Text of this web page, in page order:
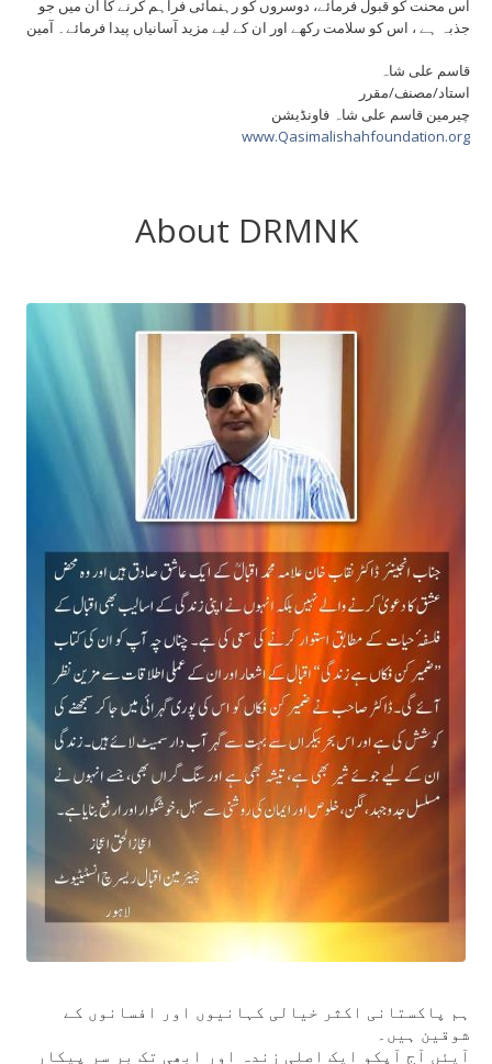
اس محنت کو قبول فرمائے، دوسروں کو رہنمائی فراہم کرنے کا ان میں جو
جذبہ ہے ، اس کو سلامت رکھے اور ان کے لیے مزید آسانیاں پیدا فرمائے۔ آمین
قاسم علی شاہ
استاد/مصنف/مقرر
چیرمین قاسم علی شاہ فاونڈیشن
www.Qasimalishahfoundation.org
About DRMNK
ہم پاکستانی اکثر خیالی کہانیوں اور افسانوں کے
شوقین ہیں۔
آیئں آج آپکو ایک اصلی زندہ اور ابھی تک بر سر پیکار